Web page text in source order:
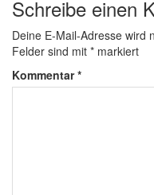
Schreibe einen
Deine E-Mail-Adresse wird
Felder sind mit * markiert
Kommentar*